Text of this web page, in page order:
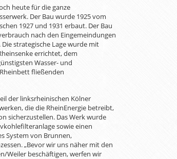
heute für die ganze
Der Bau wurde 1925 vom
1927 und 1931 erbaut. Der Bau
nach den Eingemeindungen
strategische Lage wurde mit
errichtet, dem
Wasser- und
fließenden
der linksrheinischen Kölner
die die RheinEnergie betreibt,
sicherzustellen. Das Werk wurde
sowie einen
System von Brunnen,
„Bevor wir uns näher mit den
Weiler beschäftigen, werfen wir